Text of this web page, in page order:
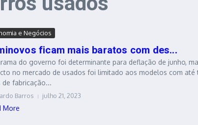
e Negócios
ficam mais baratos com des...
do governo foi determinante para deflação de junho,
no mercado de usados foi limitado aos modelos com até
de fabricação...
Barros julho 21, 2023
More